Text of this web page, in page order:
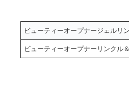
ビューティーオープナージェルリ
ビューティーオープナーリンクル